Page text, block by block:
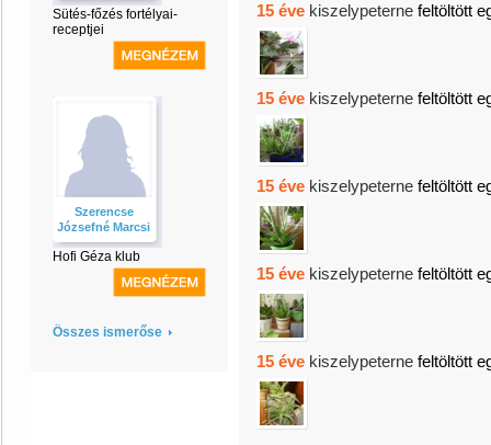
Sütés-főzés fortélyai-
receptjei
Szerencse
Józsefné Marcsi
Hofi Géza klub
Összes ismerőse
15 éve kiszelypeterne feltöltött
15 éve kiszelypeterne feltöltött
15 éve kiszelypeterne feltöltött
15 éve kiszelypeterne feltöltött
15 éve kiszelypeterne feltöltött